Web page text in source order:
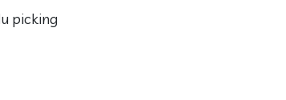
picking